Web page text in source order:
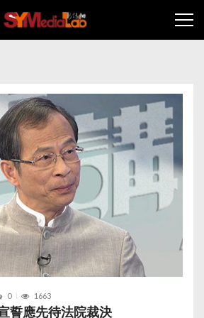
0 1663
誓應先待法院裁決